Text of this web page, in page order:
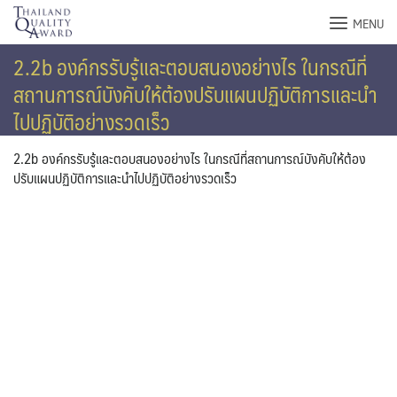
Skip
content
MENU
2.2b องค์กรรับรู้และตอบสนองอย่างไร ในกรณีที่
สถานการณ์บังคับให้ต้องปรับแผนปฏิบัติการและนำ
ไปปฏิบัติอย่างรวดเร็ว
2.2b องค์กรรับรู้และตอบสนองอย่างไร ในกรณีที่สถานการณ์บังคับให้ต้อง
ปรับแผนปฏิบัติการและนำไปปฏิบัติอย่างรวดเร็ว